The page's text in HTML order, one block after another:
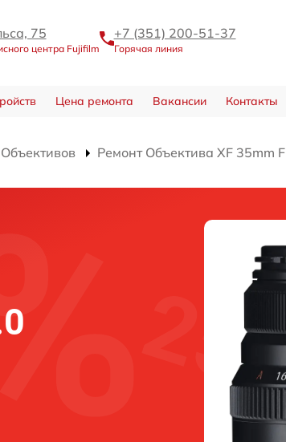
75
центра Fujifilm
+7 (351) 200-51-37
Горячая линия
Цена ремонта Вакансии Контакты
Ремонт Объектива XF 35mm